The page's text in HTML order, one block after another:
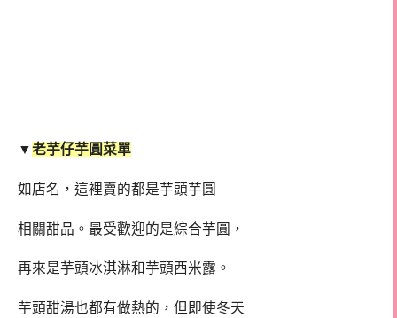
▼老芋仔芋圓菜單
如店名，這裡賣的都是芋頭芋圓
相關甜品。最受歡迎的是綜合芋圓，
再來是芋頭冰淇淋和芋頭西米露。
芋頭甜湯也都有做熱的，但即使冬天